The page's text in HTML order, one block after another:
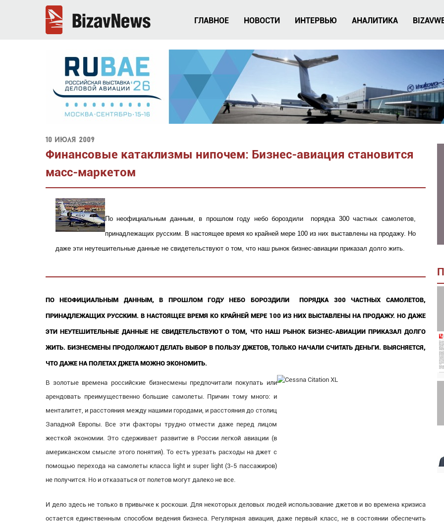
ГЛАВНОЕ НОВОСТИ ИНТЕРВЬЮ АНАЛИТИКА
10 июля 2009
Финансовые катаклизмы нипочем: Бизнес-авиация становится
масс-маркетом
По неофициальным данным, в прошлом году небо бороздили порядка 300 частных самолетов,
принадлежащих русским. В настоящее время ко крайней мере 100 из них выставлены на продажу. Но
даже эти неутешительные данные не свидетельствуют о том, что наш рынок бизнес-авиации приказал долго жить.
ПО НЕОФИЦИАЛЬНЫМ ДАННЫМ, В ПРОШЛОМ ГОДУ НЕБО БОРОЗДИЛИ ПОРЯДКА 300 ЧАСТНЫХ САМОЛЕТОВ,
ПРИНАДЛЕЖАЩИХ РУССКИМ. В НАСТОЯЩЕЕ ВРЕМЯ КО КРАЙНЕЙ МЕРЕ 100 ИЗ НИХ ВЫСТАВЛЕНЫ НА ПРОДАЖУ. НО ДАЖЕ
ЭТИ НЕУТЕШИТЕЛЬНЫЕ ДАННЫЕ НЕ СВИДЕТЕЛЬСТВУЮТ О ТОМ, ЧТО НАШ РЫНОК БИЗНЕС-АВИАЦИИ ПРИКАЗАЛ ДОЛГО
ЖИТЬ. БИЗНЕСМЕНЫ ПРОДОЛЖАЮТ ДЕЛАТЬ ВЫБОР В ПОЛЬЗУ ДЖЕТОВ, ТОЛЬКО НАЧАЛИ СЧИТАТЬ ДЕНЬГИ. ВЫЯСНЯЕТСЯ,
ЧТО ДАЖЕ НА ПОЛЕТАХ ДЖЕТА МОЖНО ЭКОНОМИТЬ.
В золотые времена российские бизнесмены предпочитали покупать или
арендовать преимущественно большие самолеты. Причин тому много: и
менталитет, и расстояния между нашими городами, и расстояния до столиц
Западной Европы. Все эти факторы трудно отмести даже перед лицом
жесткой экономии. Это сдерживает развитие в России легкой авиации (в
американском смысле этого понятия). То есть урезать расходы на джет с
помощью перехода на самолеты класса light и super light (3-5 пассажиров)
не получится. Но и отказаться от полетов могут далеко не все.
И дело здесь не только в привычке к роскоши. Для некоторых деловых людей использование джетов и во времена кризиса
остается единственным способом ведения бизнеса. Регулярная авиация, даже первый класс, не в состоянии обеспечить